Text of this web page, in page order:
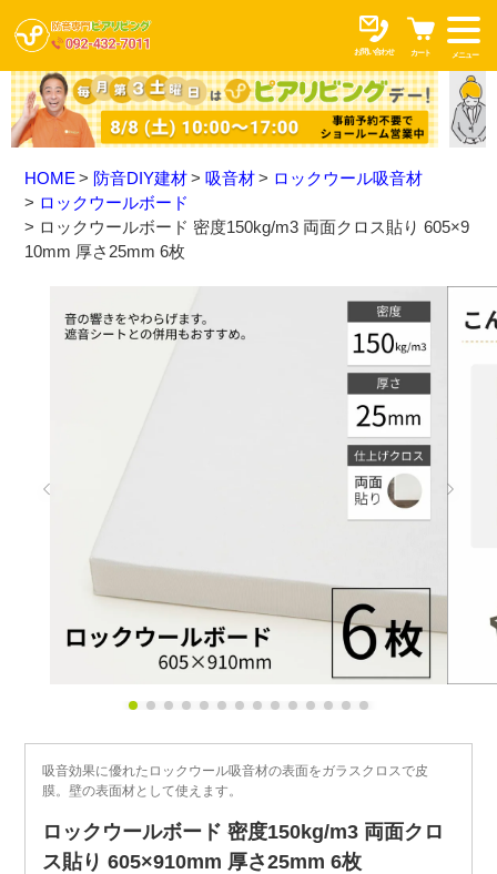
お問い合わせ カート メニュー
HOME 防音DIY建材 吸音材
ロックウール吸音材
ロックウールボード
ロックウールボード 密度150kg/m3 両面クロス貼り 605×9
10mm 厚さ25mm 6枚
吸音効果に優れたロックウール吸音材の表面をガラスクロスで皮
膜。壁の表面材として使えます。
ロックウールボード 密度150kg/m3 両面クロ
ス貼り 605×910mm 厚さ25mm 6枚